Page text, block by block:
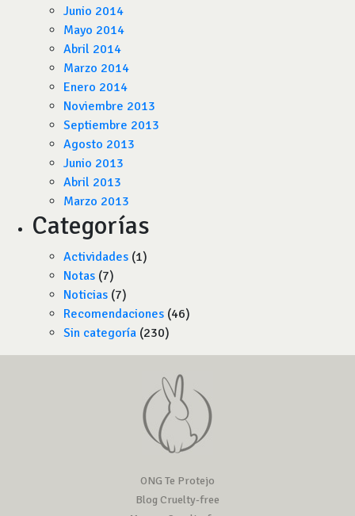
Junio 2014
Mayo 2014
Abril 2014
Marzo 2014
Enero 2014
Noviembre 2013
Septiembre 2013
Agosto 2013
Junio 2013
Abril 2013
Marzo 2013
Categorías
Actividades (1)
Notas (7)
Noticias (7)
Recomendaciones (46)
Sin categoría (230)
ONG Te Protejo
Blog Cruelty-free